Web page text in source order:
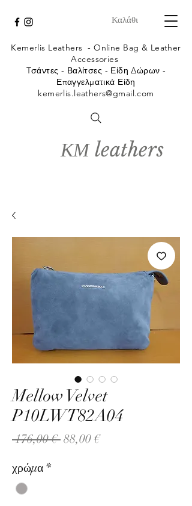
Καλάθι
ΚΜ leathers
Kemerlis Leathers -Online Bag & Leather
Accessories
Tσάντες - Βαλίτσες - Είδη Δώρων -
Επαγγελματικά Είδη
kemerlis.leathers@gmail.com
Mellow Velvet
P10LWT82A04
176,00 € Κανονική
88,00 €Τιμή
χρώμα *